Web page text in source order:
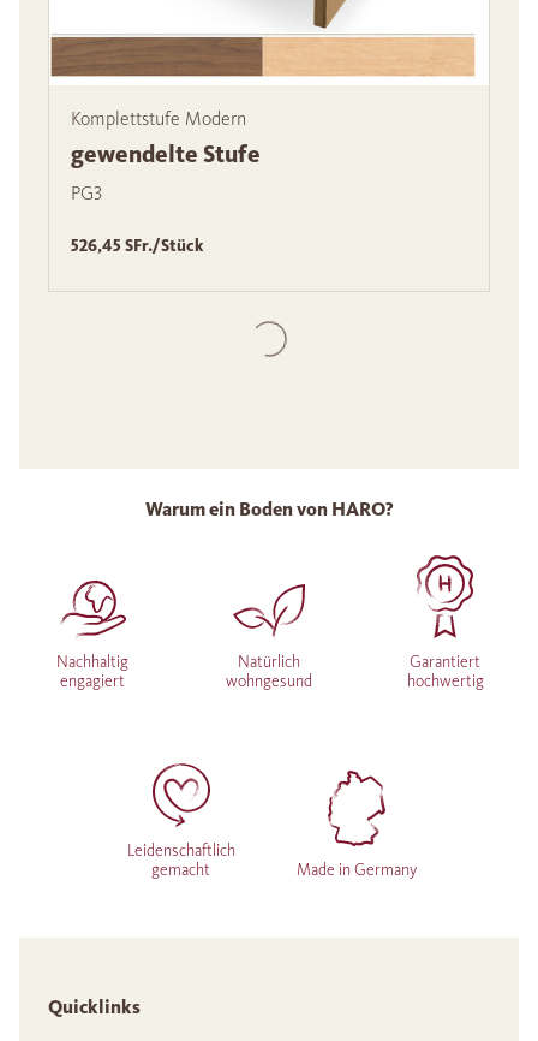
Komplettstufe Modern
gewendelte Stufe
PG3
526,45 SFr./Stück
Warum ein Boden von HARO?
Nachhaltig
engagiert
Natürlich
wohngesund
Garantiert
hochwertig
Leidenschaftlich
gemacht
Made in Germany
Quicklinks